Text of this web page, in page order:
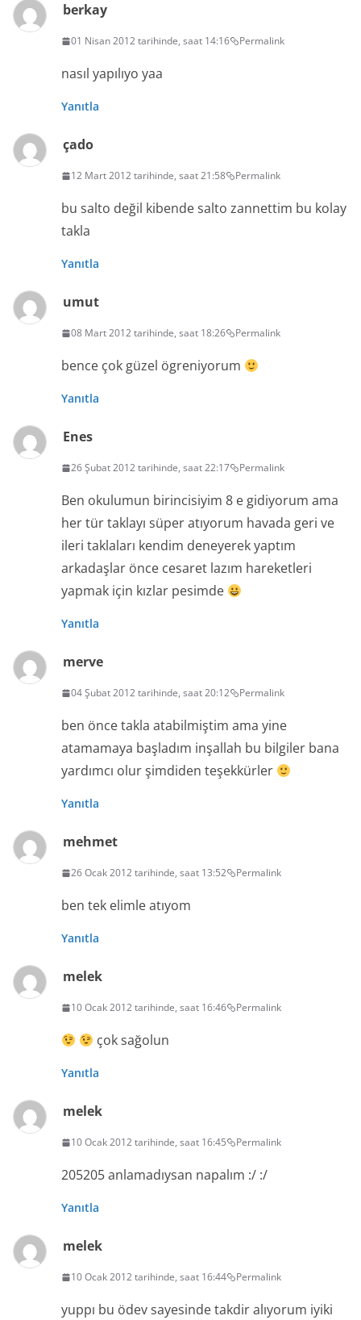
berkay
01 Nisan 2012 tarihinde, saat 14:16 Permalink
nasıl yapılıyo yaa
Yanıtla
çado
12 Mart 2012 tarihinde, saat 21:58 Permalink
bu salto değil kibende salto zannettim bu kolay
takla
Yanıtla
umut
08 Mart 2012 tarihinde, saat 18:26 Permalink
bence çok güzel ögreniyorum
Yanıtla
Enes
26 Şubat 2012 tarihinde, saat 22:17 Permalink
Ben okulumun birincisiyim 8 e gidiyorum ama
her tür taklayı süper atıyorum havada geri ve
ileri taklaları kendim deneyerek yaptım
arkadaşlar önce cesaret lazım hareketleri
yapmak için kızlar pesimde
Yanıtla
merve
04 Şubat 2012 tarihinde, saat 20:12 Permalink
ben önce takla atabilmiştim ama yine
atamamaya başladım inşallah bu bilgiler bana
yardımcı olur şimdiden teşekkürler
Yanıtla
mehmet
26 Ocak 2012 tarihinde, saat 13:52 Permalink
ben tek elimle atıyom
Yanıtla
melek
10 Ocak 2012 tarihinde, saat 16:46 Permalink
çok sağolun
Yanıtla
melek
10 Ocak 2012 tarihinde, saat 16:45 Permalink
205205 anlamadıysan napalım :/ :/
Yanıtla
melek
10 Ocak 2012 tarihinde, saat 16:44 Permalink
yuppı bu ödev sayesinde takdir alıyorum iyiki